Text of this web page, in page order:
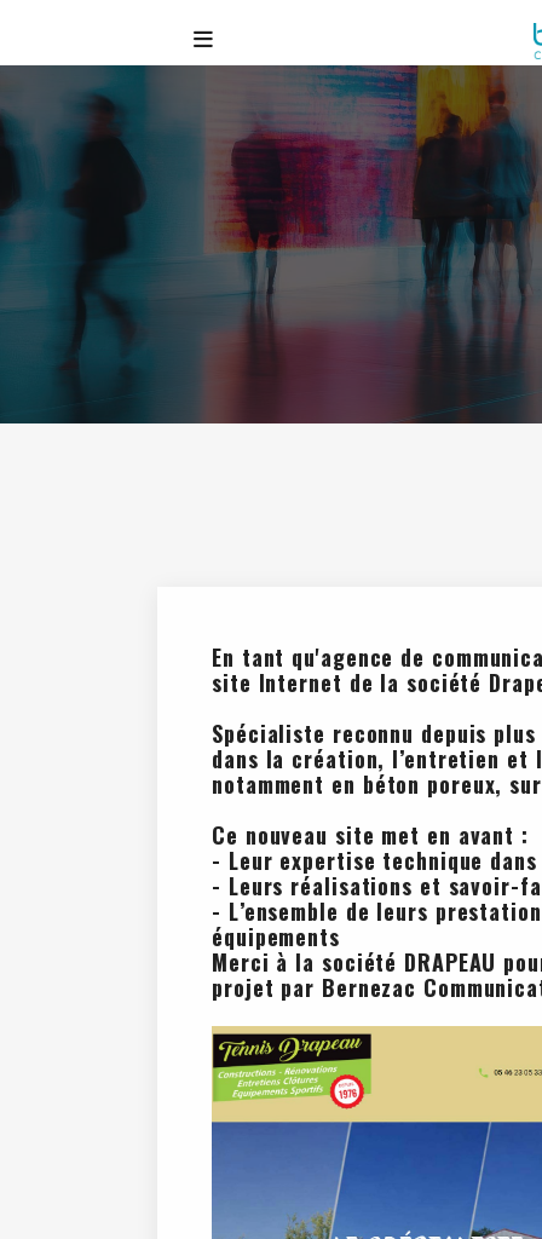
En tant qu'agence de
site Internet de la société
Spécialiste reconnu depuis
dans la création, l’entretien
notamment en béton poreux,
Ce nouveau site met en avant :
- Leur expertise technique
- Leurs réalisations et savoir-
- L’ensemble de leurs
équipements
Merci à la société DRAPEAU
projet par Bernezac